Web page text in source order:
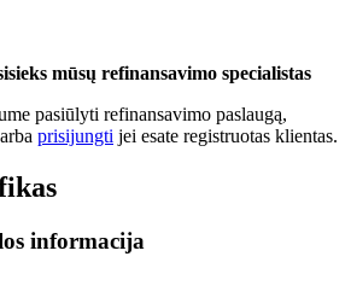
mūsų refinansavimo specialistas
pasiūlyti refinansavimo paslaugą,
prisijungti jei esate registruotas klientas.
informacija